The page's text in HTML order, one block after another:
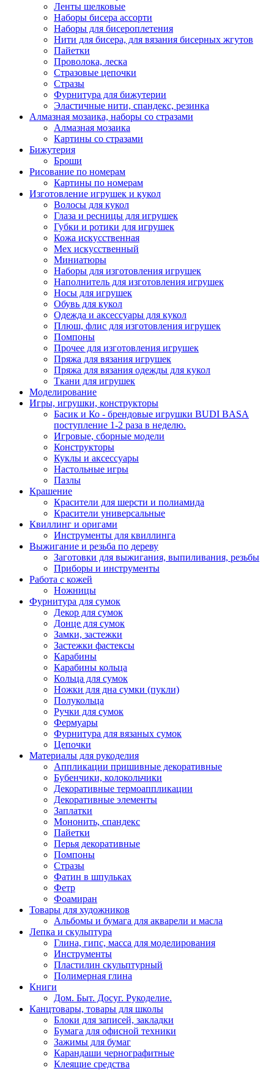
Ленты шелковые
Наборы бисера ассорти
Наборы для бисероплетения
Нити для бисера, для вязания бисерных жгутов
Пайетки
Проволока, леска
Стразовые цепочки
Стразы
Фурнитура для бижутерии
Эластичные нити, спандекс, резинка
Алмазная мозаика, наборы со стразами
Алмазная мозаика
Картины co стразами
Бижутерия
Броши
Рисование по номерам
Картины по номерам
Изготовление игрушек и кукол
Волосы для кукол
Глаза и ресницы для игрушек
Губки и ротики для игрушек
Кожа искусственная
Мех искусственный
Миниатюры
Наборы для изготовления игрушек
Наполнитель для изготовления игрушек
Носы для игрушек
Обувь для кукол
Одежда и аксессуары для кукол
Плюш, флис для изготовления игрушек
Помпоны
Прочее для изготовления игрушек
Пряжа для вязания игрушек
Пряжа для вязания одежды для кукол
Ткани для игрушек
Моделирование
Игры, игрушки, конструкторы
Басик и Ко - брендовые игрушки BUDI BASA
поступление 1-2 раза в неделю.
Игровые, сборные модели
Конструкторы
Куклы и аксессуары
Настольные игры
Пазлы
Крашение
Красители для шерсти и полиамида
Красители универсальные
Квиллинг и оригами
Инструменты для квиллинга
Выжигание и резьба по дереву
Заготовки для выжигания, выпиливания, резьбы
Приборы и инструменты
Работа с кожей
Ножницы
Фурнитура для сумок
Декор для сумок
Донце для сумок
Замки, застежки
Застежки фастексы
Карабины
Карабины кольца
Кольца для сумок
Ножки для дна сумки (пукли)
Полукольца
Ручки для сумок
Фермуары
Фурнитура для вязаных сумок
Цепочки
Материалы для рукоделия
Аппликации пришивные декоративные
Бубенчики, колокольчики
Декоративные термоаппликации
Декоративные элементы
Заплатки
Мононить, спандекс
Пайетки
Перья декоративные
Помпоны
Стразы
Фатин в шпульках
Фетр
Фоамиран
Товары для художников
Альбомы и бумага для акварели и масла
Лепка и скульптура
Глина, гипс, масса для моделирования
Инструменты
Пластилин скульптурный
Полимерная глина
Книги
Дом. Быт. Досуг. Рукоделие.
Канцтовары, товары для школы
Блоки для записей, закладки
Бумага для офисной техники
Зажимы для бумаг
Карандаши чернографитные
Клеящие средства